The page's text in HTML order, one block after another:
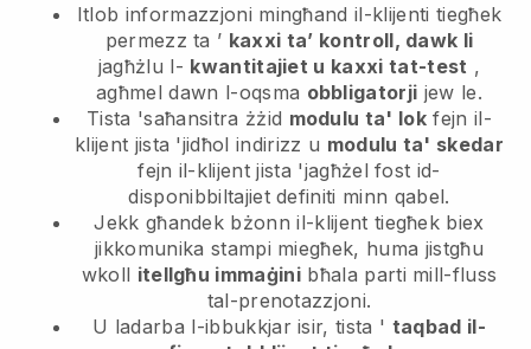
Itlob informazzjoni mingħand il-klijenti tiegħek
permezz ta ’ kaxxi ta’ kontroll, dawk li
jagħżlu l- kwantitajiet u kaxxi tat-test ,
agħmel dawn l-oqsma obbligatorji jew le.
Tista 'saħansitra żżid modulu ta' lokfejn il-
klijent jista 'jidħol indirizz u modulu ta' skedar
fejn il-klijent jista 'jagħżel fost id-
disponibbiltajiet definiti minn qabel.
Jekk għandek bżonn il-klijent tiegħek biex
jikkomunika stampi miegħek, huma jistgħu
wkoll itellgħu immaġini bħala parti mill-fluss
tal-prenotazzjoni.
U ladarba l-ibbukkjar isir, tista ' taqbad il-